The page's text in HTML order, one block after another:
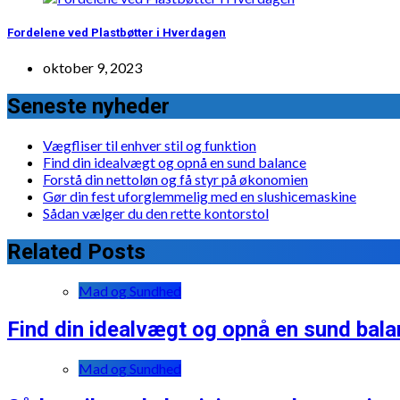
Fordelene ved Plastbøtter i Hverdagen
oktober 9, 2023
Seneste nyheder
Vægfliser til enhver stil og funktion
Find din idealvægt og opnå en sund balance
Forstå din nettoløn og få styr på økonomien
Gør din fest uforglemmelig med en slushicemaskine
Sådan vælger du den rette kontorstol
Related Posts
Mad og Sundhed
Find din idealvægt og opnå en sund
Mad og Sundhed